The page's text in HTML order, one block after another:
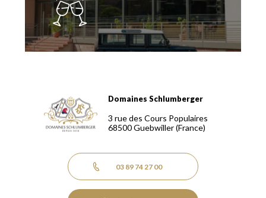
Domaines Schlumberger Vignerons 100% récoltants
Domaines Schlumberger
3 rue des Cours Populaires
68500Guebwiller(France)
03 89 74 27 00